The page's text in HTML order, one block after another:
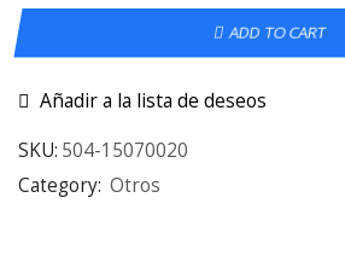
ADD TO CART
Añadir a la lista de deseos
SKU: 504-15070020
Category: Otros